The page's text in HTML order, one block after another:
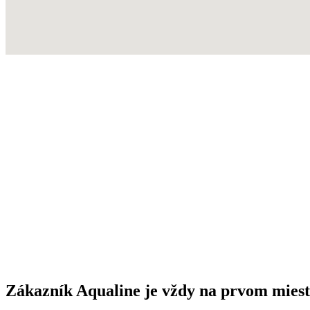
Zákazník Aqualine je vždy na prvom